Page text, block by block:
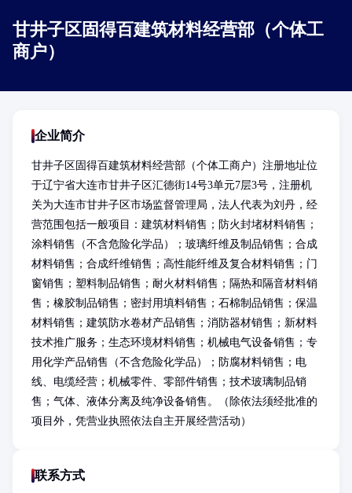
甘井子区固得百建筑材料经营部（个体工
商户）
企业简介
甘井子区固得百建筑材料经营部（个体工商户）注册地址位
于辽宁省大连市甘井子区汇德街14号3单元7层3号，注册机
关为大连市甘井子区市场监督管理局，法人代表为刘丹，经
营范围包括一般项目：建筑材料销售；防火封堵材料销售；
涂料销售（不含危险化学品）；玻璃纤维及制品销售；合成
材料销售；合成纤维销售；高性能纤维及复合材料销售；门
窗销售；塑料制品销售；耐火材料销售；隔热和隔音材料销
售；橡胶制品销售；密封用填料销售；石棉制品销售；保温
材料销售；建筑防水卷材产品销售；消防器材销售；新材料
技术推广服务；生态环境材料销售；机械电气设备销售；专
用化学产品销售（不含危险化学品）；防腐材料销售；电
线、电缆经营；机械零件、零部件销售；技术玻璃制品销
售；气体、液体分离及纯净设备销售。（除依法须经批准的
项目外，凭营业执照依法自主开展经营活动）
联系方式